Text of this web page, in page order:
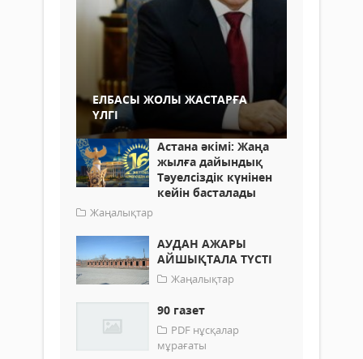
ЕЛБАСЫ ЖОЛЫ ЖАСТАРҒА
ҮЛГІ
Астана әкімі: Жаңа
жылға дайындық
Тәуелсіздік күнінен
кейін басталады
Жаңалықтар
АУДАН АЖАРЫ
АЙШЫҚТАЛА ТҮСТІ
Жаңалықтар
90 газет
PDF нұсқалар
мұрағаты